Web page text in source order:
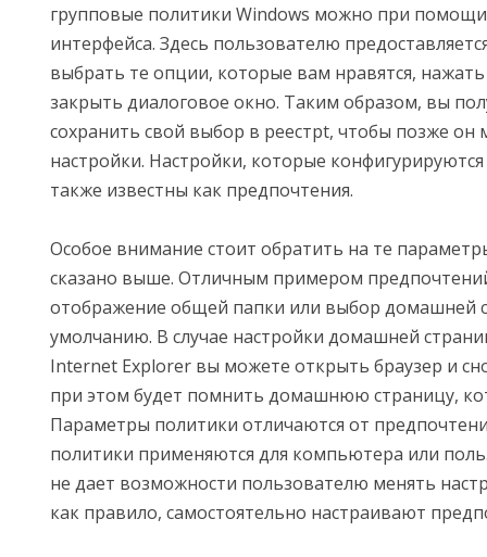
групповые политики Windows можно при помощи
интерфейса. Здесь пользователю
выбрать те опции, которые вам нравятся,
закрыть диалоговое окно. Таким образом, вы
сохранить свой выбор в реестрt, чтобы позже он
настройки. Настройки, которые
также известны как предпочтения.
Особое внимание стоит обратить на те
сказано выше. Отличным примером
отображение общей папки или выбор домашней
умолчанию. В случае настройки домашней
Internet Explorer вы можете открыть браузер и
при этом будет помнить домашнюю страницу,
Параметры политики отличаются от
политики применяются для компьютера или
не дает возможности пользователю менять
как правило, самостоятельно настраивают